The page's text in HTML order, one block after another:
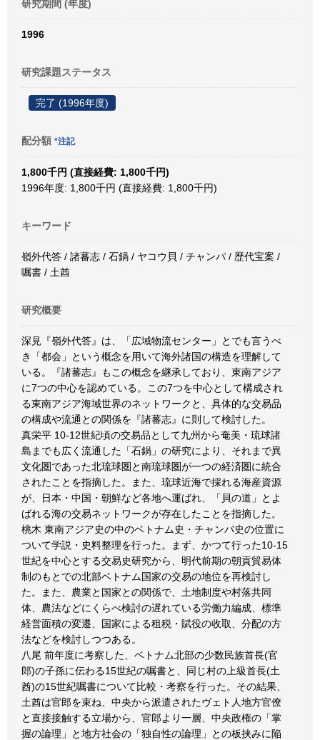
研究期間 (年度)
1996
研究課題ステータス
完了 (1996年度)
配分額 *注記
1,800千円 (直接経費: 1,800千円)
1996年度: 1,800千円 (直接経費: 1,800千円)
キーワード
嶺外代答 / 諸蕃志 / 石鍋 / ヤコウ貝 / チャンパ / 歴代宝案 /
嘱書 / 土酋
研究概要
深見『嶺外代答』は、「広域物流センター」とでも言うべ
き「都会」という概念を用いて海外諸国の構造を理解して
いる。『諸蕃志』もこの概念を継承しており、東南アジア
に7つの中心を認めている。この7つを中心として構成され
る東南アジア海域世界のネットワークと、具体的な交易品
の構成や流通との関係を『諸蕃志』に則して検討した。
真栄平 10-12世紀頃の交易品として九州から奄美・琉球諸
島までも広く流通した「石鍋」の研究により、それまで異
文化圏であった北琉球圏と南琉球圏が一つの経済圏に統合
されたことを指摘した。また、琉球近海で採れる海産資源
が、日本・中国・朝鮮など各地へ運ばれ、「貝の道」とよ
ばれる海の交易ネットワークが存在したことを指摘した。
桃木 東南アジア史の中のベトナム史・チャンパ史の位置に
ついて学説・史料整理を行った。まず、かつて行った10-15
世紀を中心とする交易史研究から、明代前期の朝貢貿易体
制のもとでの北部ベトナム国家の交易の地位を再検討し
た。また、農業と国家との関係で、土地制度や村落共同
体、農法などにくらべ検討の遅れている労働力編成、標準
経営面積の変遷、国家による租税・賦役の收取、分配の方
法などを検討しつつある。
八尾 前年度に考察した、ベトナム北部の少数民族首長(官
郎)の子孫に伝わる15世紀の嘱書と、同じ村の上級首長(土
酋)の15世紀嘱書について比較・考察を行った。その結果、
土酋は官郎を束ね、中央から派遣されたヴェト人地方官僚
と直接接触する立場から、官郎より一層、中央政権の「掌
握の論理」と地方社会の「独自性の論理」との板挟みに陥